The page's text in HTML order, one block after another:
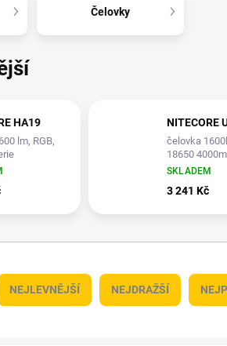
Čelovky
HA19
RGB,
NITECORE
čelovka
18650
SKLADEM
3 241 Kč
NEJLEVNĚJŠÍ NEJDRAŽŠÍ